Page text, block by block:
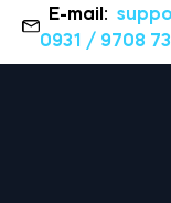
E-mail:
0931 / 9708